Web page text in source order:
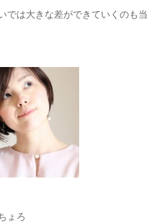
では大きな差ができていくのも当
ょろ